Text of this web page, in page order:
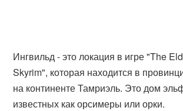
Ингвильд - это локация в игре "The
Skyrim", которая находится в
на континенте Тамриэль. Это дом
известных как орсимеры или орки.